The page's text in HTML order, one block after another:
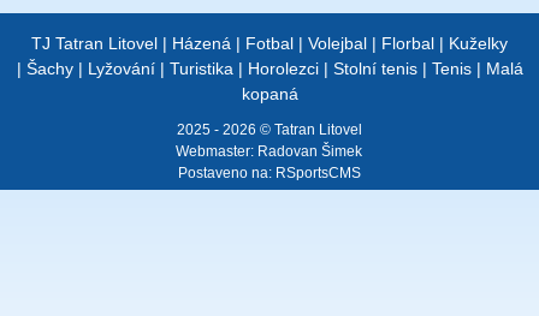
TJ Tatran Litovel | Házená | Fotbal | Volejbal | Florbal | Kuželky
| Šachy| Lyžování| Turistika | Horolezci| Stolní tenis| Tenis| Malá
kopaná
2025 - 2026 © Tatran Litovel
Webmaster: Radovan Šimek
Postaveno na: RSportsCMS